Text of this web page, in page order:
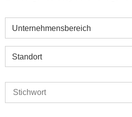
Unternehmensbereich
Standort